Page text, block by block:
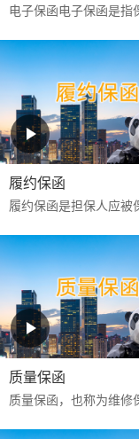
履约保函
质量保函